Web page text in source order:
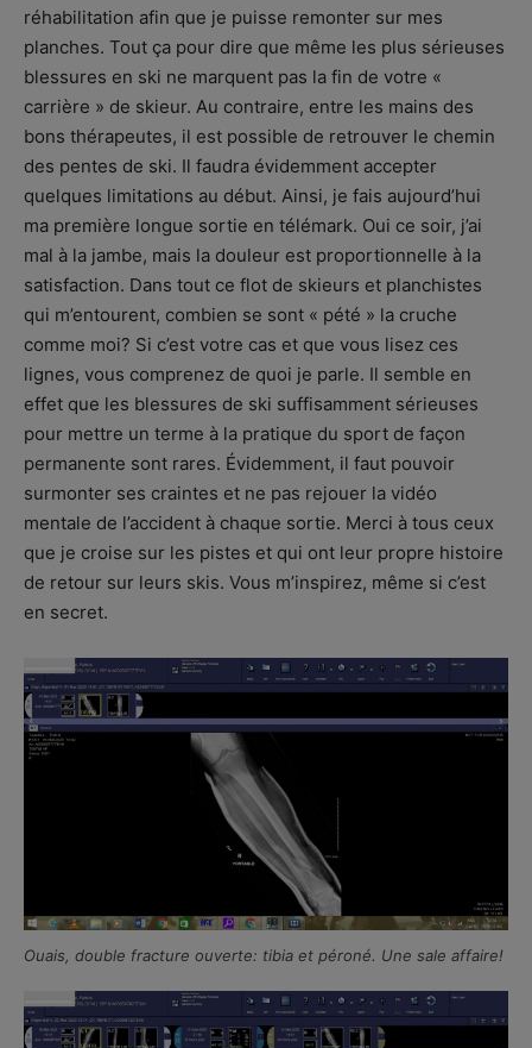
réhabilitation afin que je puisse remonter sur mes
planches. Tout ça pour dire que même les plus sérieuses
blessures en ski ne marquent pas la fin de votre «
carrière » de skieur. Au contraire, entre les mains des
bons thérapeutes, il est possible de retrouver le chemin
des pentes de ski. Il faudra évidemment accepter
quelques limitations au début. Ainsi, je fais aujourd’hui
ma première longue sortie en télémark. Oui ce soir, j’ai
mal à la jambe, mais la douleur est proportionnelle à la
satisfaction. Dans tout ce flot de skieurs et planchistes
qui m’entourent, combien se sont « pété » la cruche
comme moi? Si c’est votre cas et que vous lisez ces
lignes, vous comprenez de quoi je parle. Il semble en
effet que les blessures de ski suffisamment sérieuses
pour mettre un terme à la pratique du sport de façon
permanente sont rares. Évidemment, il faut pouvoir
surmonter ses craintes et ne pas rejouer la vidéo
mentale de l’accident à chaque sortie. Merci à tous ceux
que je croise sur les pistes et qui ont leur propre histoire
de retour sur leurs skis. Vous m’inspirez, même si c’est
en secret.
Ouais, double fracture ouverte: tibia et péroné. Une sale affaire!